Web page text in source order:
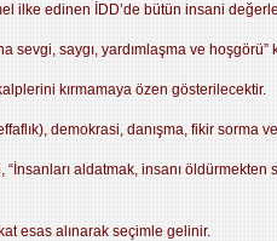
ilke edinen İDD’de bütün insani
sevgi, saygı, yardımlaşma ve hoşgörü”
kırmamaya özen gösterilecektir.
demokrasi, danışma, fikir sorma
aldatmak, insanı
esas alınarak seçimle gelinir.